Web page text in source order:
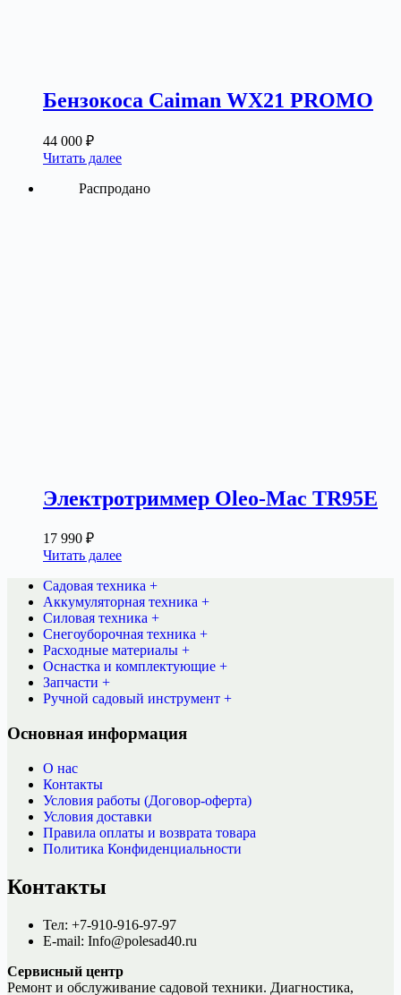
Бензокоса Caiman WX21 PROMO
44 000 ₽
Читать далее
Распродано
Электротриммер Oleo-Mac TR95E
17 990 ₽
Читать далее
Садовая техника +
Аккумуляторная техника +
Силовая техника +
Снегоуборочная техника +
Расходные материалы +
Оснастка и комплектующие +
Запчасти +
Ручной садовый инструмент +
Основная информация
О нас
Контакты
Условия работы (Договор-оферта)
Условия доставки
Правила оплаты и возврата товара
Политика Конфиденциальности
Контакты
Тел: +7-910-916-97-97
E-mail: Info@polesad40.ru
Сервисный центр
Ремонт и обслуживание садовой техники. Диагностика,